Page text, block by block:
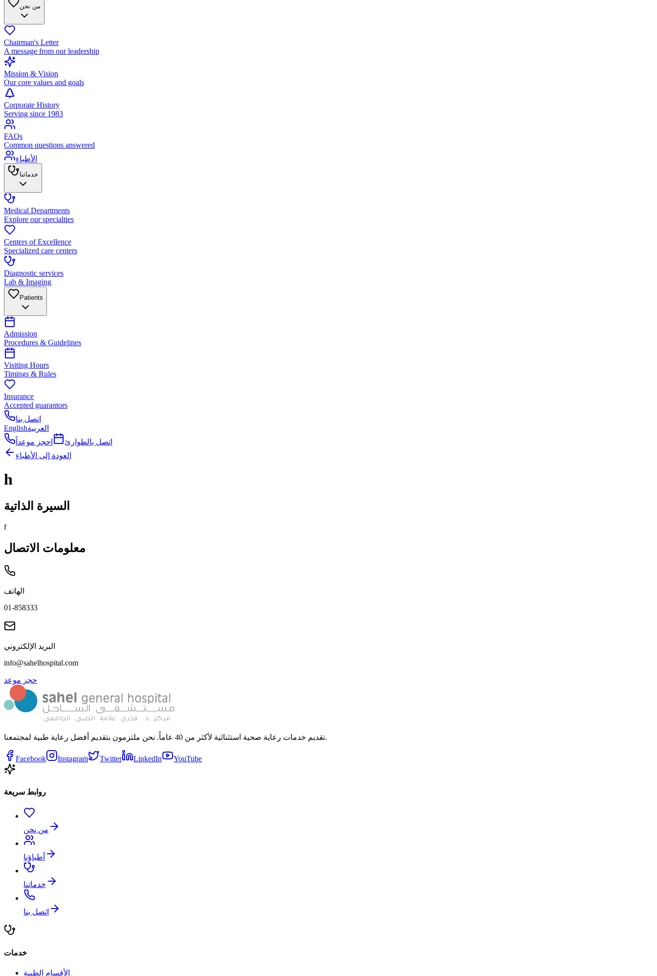
من نحن
Chairman's Letter
A message from our leadership
Mission & Vision
Our core values and goals
Corporate History
Serving since 1983
FAQs
Common questions answered
الأطباء
خدماتنا
Medical Departments
Explore our specialties
Centers of Excellence
Specialized care centers
Diagnostic services
Lab & Imaging
Patients
Admission
Procedures & Guidelines
Visiting Hours
Timings & Rules
Insurance
Accepted guarantors
اتصل بنا
Englishالعربية
اتصل بالطوارئ
احجز موعداً
العودة إلى الأطباء
h
السيرة الذاتية
f
معلومات الاتصال
الهاتف
01-858333
البريد الإلكتروني
info@sahelhospital.com
حجز موعد
تقديم خدمات رعاية صحية استثنائية لأكثر من 40 عاماً. نحن ملتزمون بتقديم أفضل رعاية طبية لمجتمعنا.
Facebook Instagram Twitter LinkedIn YouTube
روابط سريعة
من نحن
أطباؤنا
خدماتنا
اتصل بنا
خدمات
الأقسام الطبية